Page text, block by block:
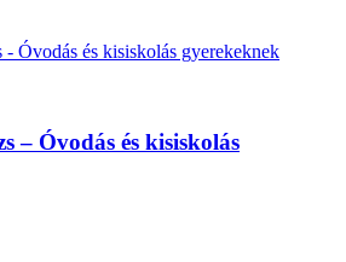
– Óvodás és kisiskolás